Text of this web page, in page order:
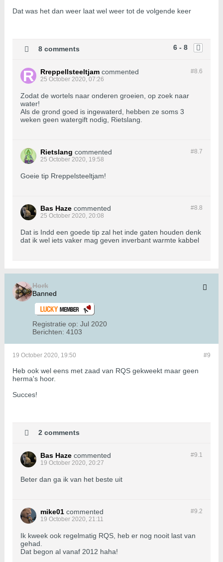
Dat was het dan weer laat wel weer tot de volgende keer
6 - 8
8 comments
#8.6
Rreppellsteeltjam commented
25 October 2020, 07:26
Zodat de wortels naar onderen groeien, op zoek naar
water!
Als de grond goed is ingewaterd, hebben ze soms 3
weken geen watergift nodig, Rietslang.
#8.7
Rietslang commented
25 October 2020, 19:58
Goeie tip Rreppelsteeltjam!
#8.8
Bas Haze commented
25 October 2020, 20:08
Dat is Indd een goede tip zal het inde gaten houden denk
dat ik wel iets vaker mag geven inverbant warmte kabbel
Hork
Banned
Registratie op: Jul 2020
Berichten: 4103
#9
19 October 2020, 19:50
Heb ook wel eens met zaad van RQS gekweekt maar geen
herma's hoor.
Succes!
2 comments
#9.1
Bas Haze commented
19 October 2020, 20:27
Beter dan ga ik van het beste uit
#9.2
mike01 commented
19 October 2020, 21:11
Ik kweek ook regelmatig RQS, heb er nog nooit last van
gehad.
Dat begon al vanaf 2012 haha!